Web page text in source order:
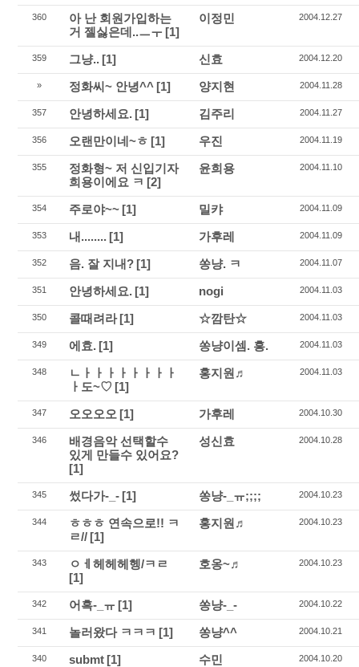
360
아 난 회원가입하는
거 젤싫은데..ㅡㅜ [1]
이정민 2004.12.27
359 그냥.. [1] 신효 2004.12.20
» 정화씨~ 안녕^^ [1] 양지현 2004.11.28
357 안녕하세요. [1] 김주리 2004.11.27
356 오랜만이네~ㅎ [1] 우진 2004.11.19
355
정화형~ 저 신입기자
희용이에요 ㅋ [2]
윤희용 2004.11.10
354 주로야~~ [1] 밀캬 2004.11.09
353 내........ [1] 가후레 2004.11.09
352 음. 잘 지내? [1] 쏭냥. ㅋ 2004.11.07
351 안녕하세요. [1] nogi 2004.11.03
350 콜때려라[1] ☆깜탄☆ 2004.11.03
349 에효. [1] 쏭냥이셈. 흥. 2004.11.03
348
ㄴㅏㅏㅏㅏㅏㅏㅏㅏ
ㅏ도~♡ [1]
홍지원♬ 2004.11.03
347 오오오오 [1] 가후레 2004.10.30
346
배경음악 선택할수
있게 만들수 있어요?
[1]
성신효 2004.10.28
345 썼다가-_- [1] 쏭냥-_ㅠ;;;; 2004.10.23
344
ㅎㅎㅎ 연속으로!! ㅋ
ㄹ// [1]
홍지원♬ 2004.10.23
343
ㅇㅔ헤헤헤헹/ㅋㄹ
[1]
호옹~♬ 2004.10.23
342 어흑-_ㅠ [1] 쏭냥-_- 2004.10.22
341 놀러왔다 ㅋㅋㅋ [1] 쏭냥^^ 2004.10.21
340 submt [1] 수민 2004.10.20